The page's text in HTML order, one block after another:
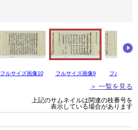
フルサイズ画像10 フルサイズ画像9 フルサイズ
＞ 一覧を見る
上記のサムネイルは関連の枝番号を
表示している場合があります